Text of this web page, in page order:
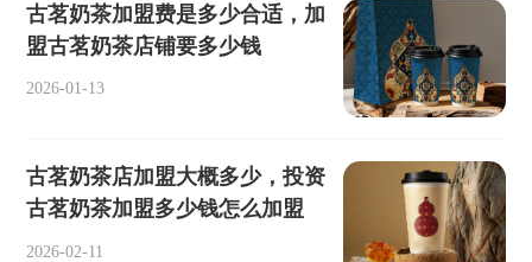
古茗奶茶加盟费是多少合适，加
盟古茗奶茶店铺要多少钱
2026-01-13
古茗奶茶店加盟大概多少，投资
古茗奶茶加盟多少钱怎么加盟
2026-02-11